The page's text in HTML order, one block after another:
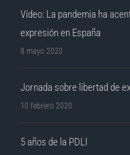
Vídeo: La pandemia ha
expresión en España
8 mayo 2020
Jornada sobre libertad de
10 febrero 2020
5 años de la PDLI